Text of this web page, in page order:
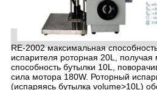
RE-2002 максимальная
испарителя роторная 20L,
способность бутылки 10L,
сила мотора 180W. Роторный
(испаряясь бутылка volume>10L)